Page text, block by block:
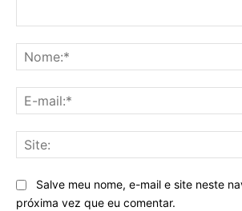
Salve meu nome, e-mail e site neste
próxima vez que eu comentar.